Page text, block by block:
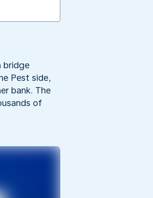
bridge
Pest side,
bank. The
of